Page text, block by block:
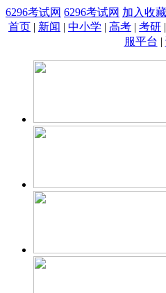
6296考试网 6296考试网 加入收藏
首页 | 新闻 | 中小学 | 高考 | 考研 |
服平台 |